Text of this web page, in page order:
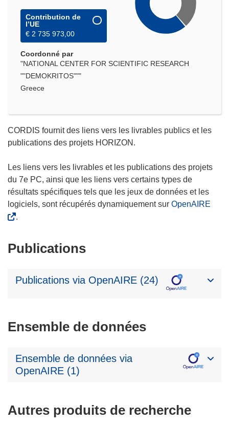
Contribution de
l’UE
€ 2 735 973,00
Coordonné par
"NATIONAL CENTER FOR SCIENTIFIC RESEARCH
""DEMOKRITOS"""
Greece
CORDIS fournit des liens vers les livrables publics et les
publications des projets HORIZON.
Les liens vers les livrables et les publications des projets
du 7e PC, ainsi que les liens vers certains types de
résultats spécifiques tels que les jeux de données et les
logiciels, sont récupérés dynamiquement sur OpenAIRE
.
Publications
Publications via OpenAIRE (24)
Ensemble de données
Ensemble de données via
OpenAIRE (1)
Autres produits de recherche